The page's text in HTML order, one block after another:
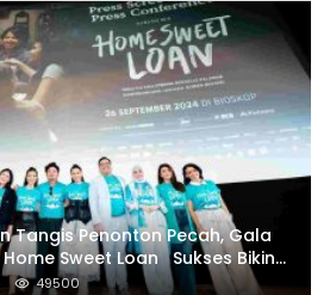
Tangis Penonton Pecah, Gala
Sweet Loan Sukses Bikin
Lihat Diri Sendiri di Layar
49500